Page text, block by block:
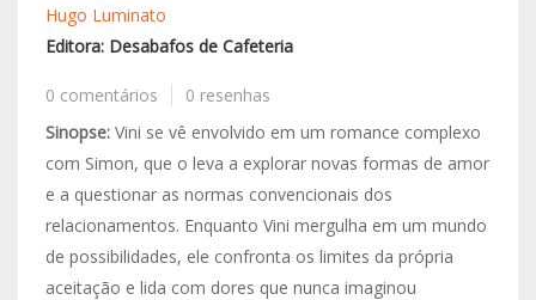
Hugo Luminato
Editora: Desabafos de Cafeteria
0 comentários
0 resenhas
Sinopse:Vini se vê envolvido em um romance complexo
com Simon, que o leva a explorar novas formas de amor
e a questionar as normas convencionais dos
relacionamentos. Enquanto Vini mergulha em um mundo
de possibilidades, ele confronta os limites da própria
aceitação e lida com dores que nunca imaginou